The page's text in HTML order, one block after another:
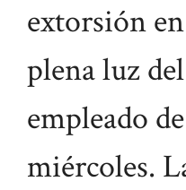
extorsión
plena luz
empleado
miércoles.